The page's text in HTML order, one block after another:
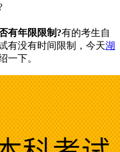
有年限限制?有的考生自
有没有时间限制，今天湖
一下。